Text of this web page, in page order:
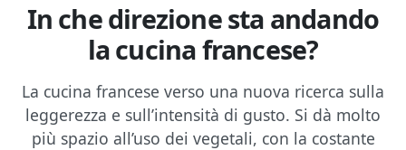
In che direzione sta andando
la cucina francese?
La cucina francese verso una nuova ricerca sulla
leggerezza e sull’intensità di gusto. Si dà molto
più spazio all’uso dei vegetali, con la costante